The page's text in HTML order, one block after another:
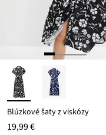
Blúzkové šaty z viskózy
19,99 €